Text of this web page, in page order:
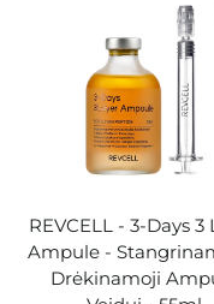
REVCELL - 3-Days 3
Ampule -
Drėkinamoji